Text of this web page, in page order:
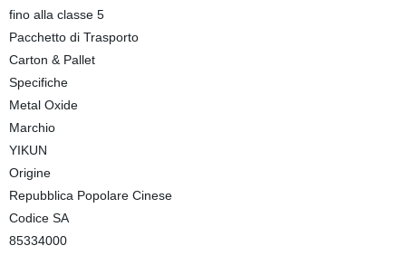
fino alla classe 5
Pacchetto di Trasporto
Carton & Pallet
Specifiche
Metal Oxide
Marchio
YIKUN
Origine
Repubblica Popolare Cinese
Codice SA
85334000